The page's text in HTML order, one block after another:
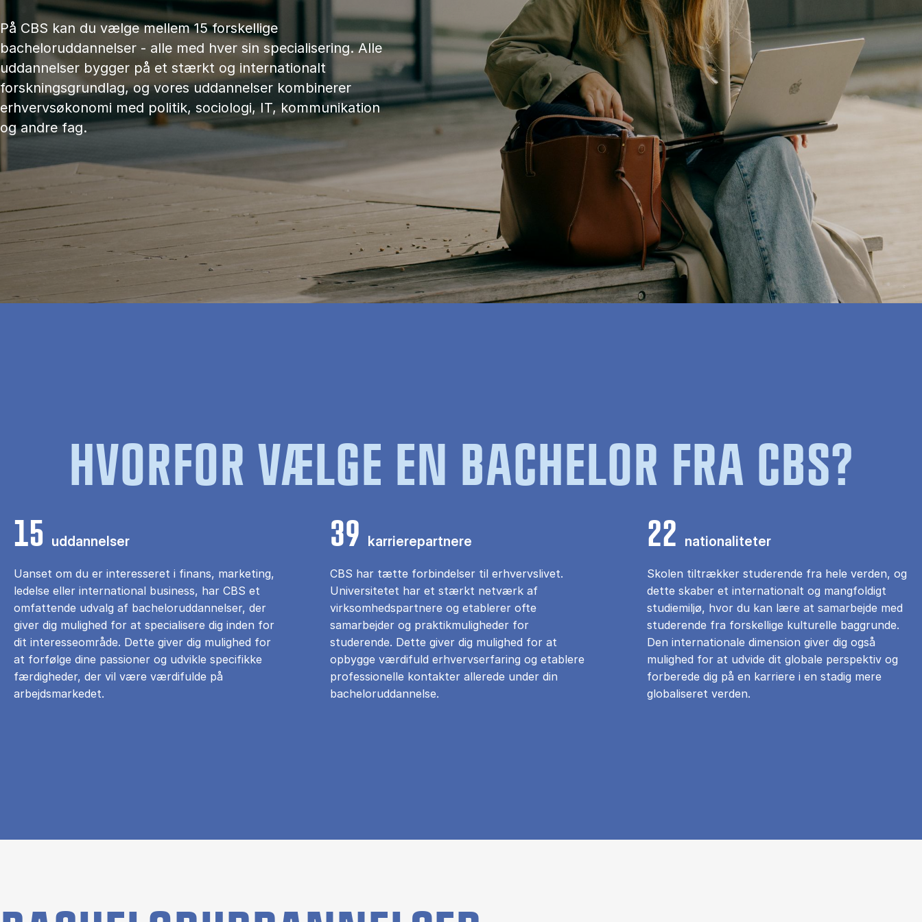
På CBS kan du vælge mellem 15 forskellige
bacheloruddannelser - alle med hver sin specialisering. Alle
uddannelser bygger på et stærkt og internationalt
forskningsgrundlag, og vores uddannelser kombinerer
erhvervsøkonomi med politik, sociologi, IT, kommunikation
og andre fag.
HVORFOR VÆLGE EN BACHELOR FRA CBS?
15 uddannelser
Uanset om du er interesseret i finans, marketing,
ledelse eller international business, har CBS et
omfattende udvalg af bacheloruddannelser, der
giver dig mulighed for at specialisere dig inden for
dit interesseområde. Dette giver dig mulighed for
at forfølge dine passioner og udvikle specifikke
færdigheder, der vil være værdifulde på
arbejdsmarkedet.
39 karrierepartnere
CBS har tætte forbindelser til erhvervslivet.
Universitetet har et stærkt netværk af
virksomhedspartnere og etablerer ofte
samarbejder og praktikmuligheder for
studerende. Dette giver dig mulighed for at
opbygge værdifuld erhvervserfaring og etablere
professionelle kontakter allerede under din
bacheloruddannelse.
22 nationaliteter
Skolen tiltrækker studerende fra hele verden, og
dette skaber et internationalt og mangfoldigt
studiemiljø, hvor du kan lære at samarbejde med
studerende fra forskellige kulturelle baggrunde.
Den internationale dimension giver dig også
mulighed for at udvide dit globale perspektiv og
forberede dig på en karriere i en stadig mere
globaliseret verden.